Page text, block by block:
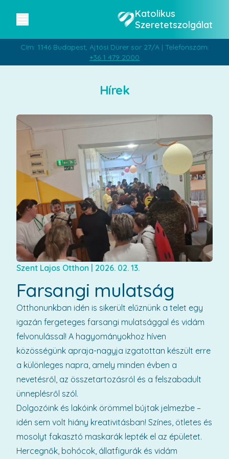
Katolikus
Szeretetszolgálat
Cím: 1146 Budapest, Ajtósi Dürer sor 27/A | Telefonszám:
+36 1 479 2000
Hírek
Szent Lajos Otthon | 2026. 02. 13.
Farsangi mulatság
Otthonunkban idén is sikerült elűznünk a telet egy
igazán fergeteges farsangi mulatsággal és vidám
felvonulással! A hagyományokhoz híven
közösségünk apraja-nagyja izgatottan készült erre
a különleges napra, amely minden évben a
nevetésről, az összetartozásról és a felszabadult
ünneplésről szól.
Dolgozóink és lakóink örömmel bújtak jelmezbe –
idén sem volt hiány kreativitásban! Színes, ötletes és
mosolyt fakasztó maskarák lepték el az épületet.
Hercegnők, bohócok, állatfigurák és vidám